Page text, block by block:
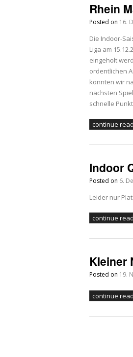
Rhein
Posted on 16.
Die Indoor-
Liga am
eingeholt
ordentlichen
konnten wir
nächsten
schnelle
continue
Indoor
Posted on 6.
Leider nur
continue
Kleiner
Posted on 19.
continue